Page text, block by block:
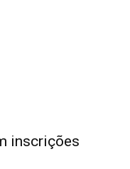
inscrições